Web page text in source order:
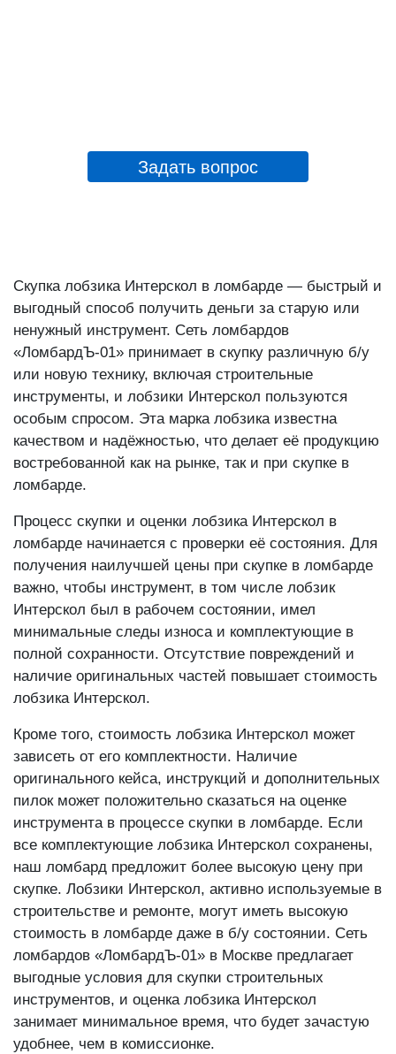
Задать вопрос
Скупка лобзика Интерскол в ломбарде — быстрый и
выгодный способ получить деньги за старую или
ненужный инструмент. Сеть ломбардов
«ЛомбардЪ-01» принимает в скупку различную б/у
или новую технику, включая строительные
инструменты, и лобзики Интерскол пользуются
особым спросом. Эта марка лобзика известна
качеством и надёжностью, что делает её продукцию
востребованной как на рынке, так и при скупке в
ломбарде.
Процесс скупки и оценки лобзика Интерскол в
ломбарде начинается с проверки её состояния. Для
получения наилучшей цены при скупке в ломбарде
важно, чтобы инструмент, в том числе лобзик
Интерскол был в рабочем состоянии, имел
минимальные следы износа и комплектующие в
полной сохранности. Отсутствие повреждений и
наличие оригинальных частей повышает стоимость
лобзика Интерскол.
Кроме того, стоимость лобзика Интерскол может
зависеть от его комплектности. Наличие
оригинального кейса, инструкций и дополнительных
пилок может положительно сказаться на оценке
инструмента в процессе скупки в ломбарде. Если
все комплектующие лобзика Интерскол сохранены,
наш ломбард предложит более высокую цену при
скупке. Лобзики Интерскол, активно используемые в
строительстве и ремонте, могут иметь высокую
стоимость в ломбарде даже в б/у состоянии. Сеть
ломбардов «ЛомбардЪ-01» в Москве предлагает
выгодные условия для скупки строительных
инструментов, и оценка лобзика Интерскол
занимает минимальное время, что будет зачастую
удобнее, чем в комиссионке.